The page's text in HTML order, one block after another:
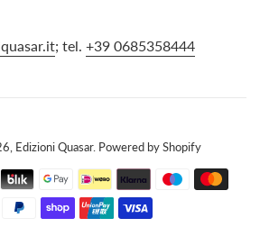
; tel. +39 0685358444
Edizioni Quasar. Powered by Shopify
Modalità
di
pagamento